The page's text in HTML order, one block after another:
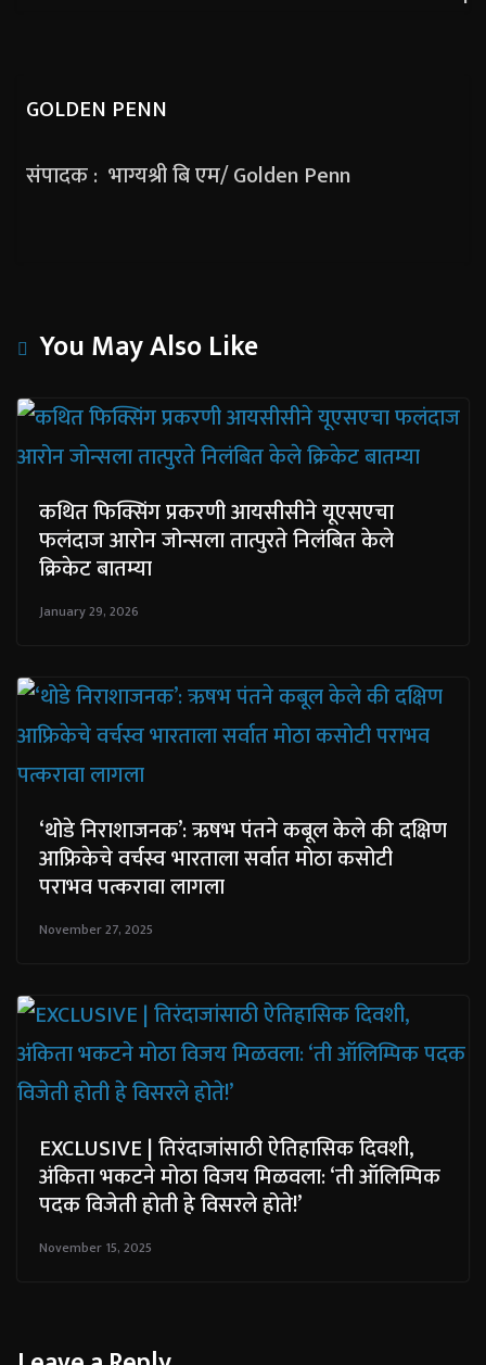
GOLDEN PENN
संपादक : भाग्यश्री बि एम/ Golden Penn
You May Also Like
कथित फिक्सिंग प्रकरणी आयसीसीने यूएसएचा
फलंदाज आरोन जोन्सला तात्पुरते निलंबित केले
क्रिकेट बातम्या
January 29, 2026
‘थोडे निराशाजनक’: ऋषभ पंतने कबूल केले की दक्षिण
आफ्रिकेचे वर्चस्व भारताला सर्वात मोठा कसोटी
पराभव पत्करावा लागला
November 27, 2025
EXCLUSIVE | तिरंदाजांसाठी ऐतिहासिक दिवशी,
अंकिता भकटने मोठा विजय मिळवला: ‘ती ऑलिम्पिक
पदक विजेती होती हे विसरले होते!’
November 15, 2025